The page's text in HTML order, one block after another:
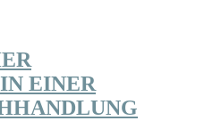
EINER